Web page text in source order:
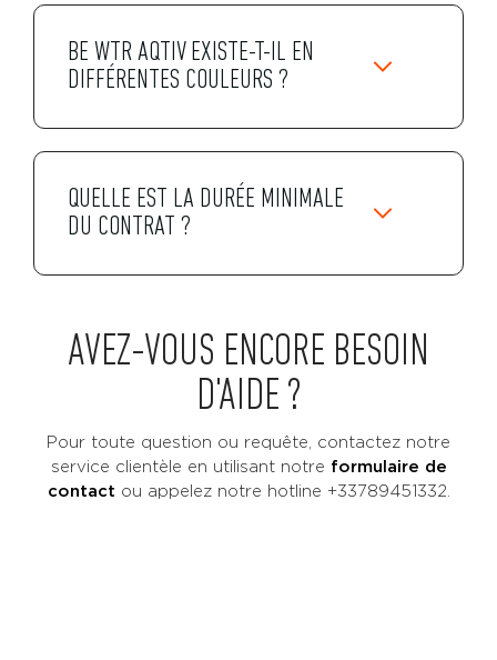
BE WTR AQTIV EXISTE-T-IL EN
DIFFÉRENTES COULEURS ?
QUELLE EST LA DURÉE MINIMALE
DU CONTRAT ?
AVEZ-VOUS ENCORE BESOIN
D'AIDE ?
Pour toute question ou requête, contactez notre
service clientèle en utilisant notre formulaire de
contact ou appelez notre hotline +33789451332.